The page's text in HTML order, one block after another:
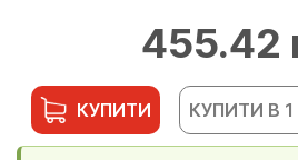
455.42
КУПИТИ КУПИТИ В 1